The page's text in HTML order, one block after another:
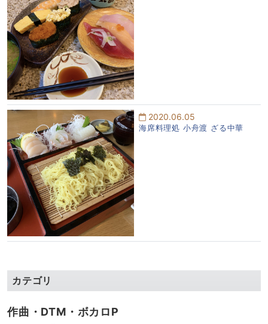
2020.06.05
海席料理処 小舟渡 ざる中華
カテゴリ
作曲・DTM・ボカロP